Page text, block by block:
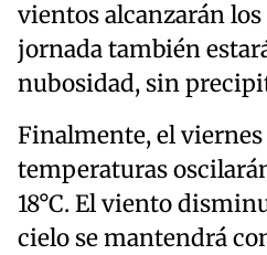
vientos alcanzarán
jornada también
nubosidad, sin
Finalmente, el viernes
temperaturas
18°C. El viento
cielo se mantendrá